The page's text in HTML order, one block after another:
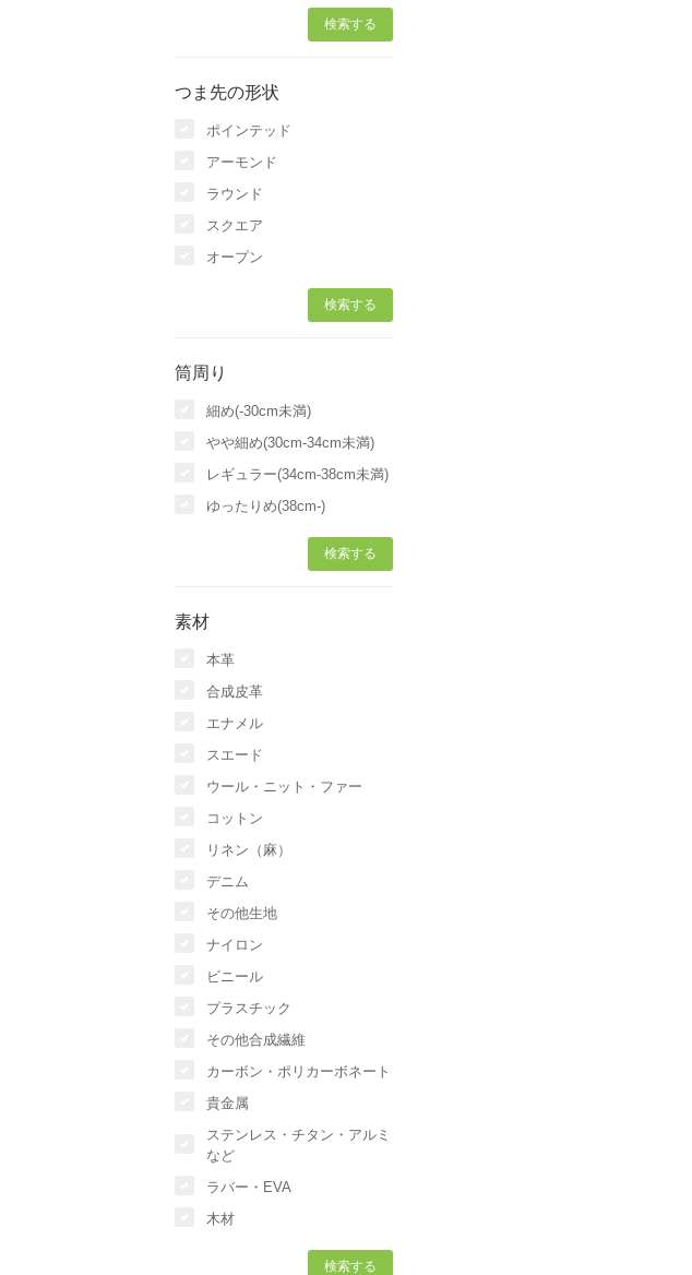
つま先の形状
ポインテッド
アーモンド
ラウンド
スクエア
オープン
筒周り
細め(-30cm未満)
やや細め(30cm-34cm未満)
レギュラー(34cm-38cm未満)
ゆったりめ(38cm-)
素材
本革
合成皮革
エナメル
スエード
ウール・ニット・ファー
コットン
リネン（麻）
デニム
その他生地
ナイロン
ビニール
プラスチック
その他合成繊維
カーボン・ポリカーボネート
貴金属
ステンレス・チタン・アルミ
など
ラバー・EVA
木材